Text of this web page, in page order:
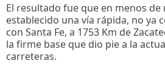
El resultado fue que en menos de
establecido una vía rápida, no ya
con Santa Fe, a 1753 Km de
la firme base que dio pie a la
carreteras.